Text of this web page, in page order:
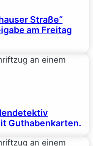
Straße“
am Freitag
Guthabenkarten.